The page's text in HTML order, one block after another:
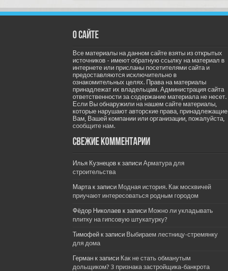
О сайте
Все материалы на данном сайте взяты из открытых
источников - имеют обратную ссылку на материал в
интернете или присланы посетителями сайта и
предоставляются исключительно в
ознакомительных целях. Права на материалы
принадлежат их владельцам. Администрация сайта
ответственности за содержание материала не несет.
Если Вы обнаружили на нашем сайте материалы,
которые нарушают авторские права, принадлежащие
Вам, Вашей компании или организации, пожалуйста,
сообщите нам.
Свежие комментарии
Илья Кузнецовк записи Арматура для
строительства
Мартак записи Модная история. Как москвичей
приучают интересоваться родным городом
Фёдор Николаевк записи Можно ли укладывать
плитку на гипсовую штукатурку?
Тимофейк записи Выбираем лестницу-стремянку
для дома
Германк записи Как не стать обманутым
дольщиком? 3 признака застройщика-банкрота